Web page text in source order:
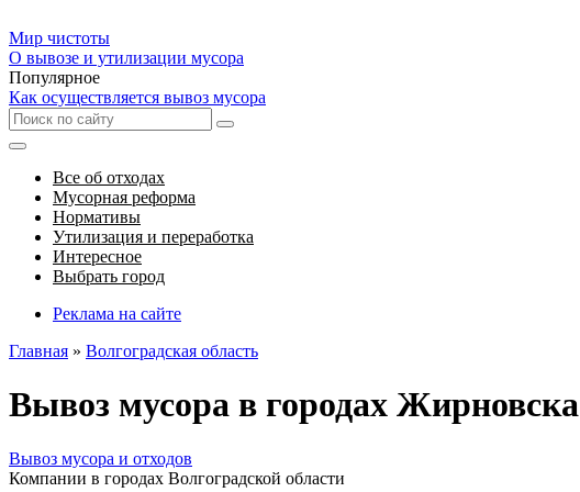
Мир чистоты
О вывозе и утилизации мусора
Популярное
Как осуществляется вывоз мусора
Все об отходах
Мусорная реформа
Нормативы
Утилизация и переработка
Интересное
Выбрать город
Реклама на сайте
Главная » Волгоградская область
Вывоз мусора в городах Жирновска
Вывоз мусора и отходов
Компании в городах Волгоградской области